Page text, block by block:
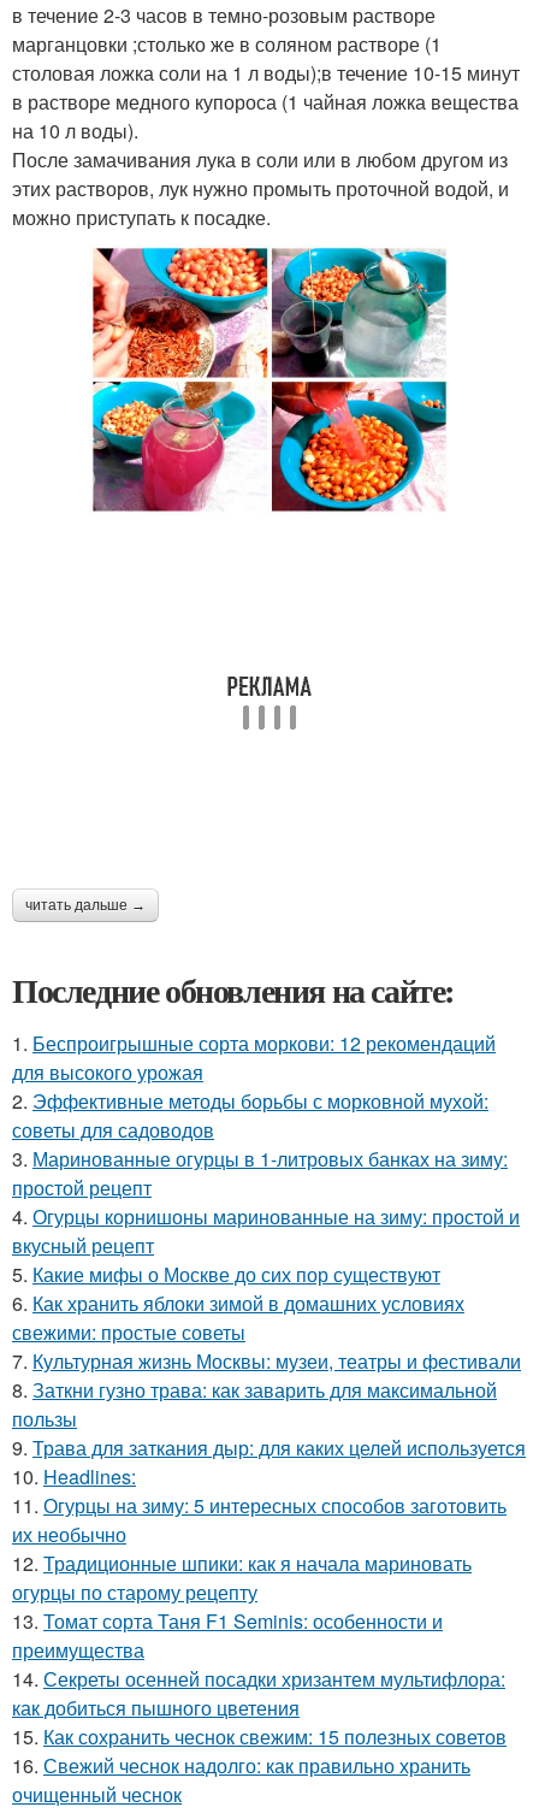
в течение 2-3 часов в темно-розовым растворе
марганцовки ;столько же в соляном растворе (1
столовая ложка соли на 1 л воды);в течение 10-15 минут
в растворе медного купороса (1 чайная ложка вещества
на 10 л воды).
После замачивания лука в соли или в любом другом из
этих растворов, лук нужно промыть проточной водой, и
можно приступать к посадке.
читать дальше →
Последние обновления на сайте:
1. Беспроигрышные сорта моркови: 12 рекомендаций
для высокого урожая
2. Эффективные методы борьбы с морковной мухой:
советы для садоводов
3. Маринованные огурцы в 1-литровых банках на зиму:
простой рецепт
4. Огурцы корнишоны маринованные на зиму: простой и
вкусный рецепт
5. Какие мифы о Москве до сих пор существуют
6. Как хранить яблоки зимой в домашних условиях
свежими: простые советы
7. Культурная жизнь Москвы: музеи, театры и фестивали
8. Заткни гузно трава: как заварить для максимальной
пользы
9. Трава для заткания дыр: для каких целей используется
10. Headlines:
11. Огурцы на зиму: 5 интересных способов заготовить
их необычно
12. Традиционные шпики: как я начала мариновать
огурцы по старому рецепту
13. Томат сорта Таня F1 Seminis: особенности и
преимущества
14. Секреты осенней посадки хризантем мультифлора:
как добиться пышного цветения
15. Как сохранить чеснок свежим: 15 полезных советов
16. Свежий чеснок надолго: как правильно хранить
очищенный чеснок